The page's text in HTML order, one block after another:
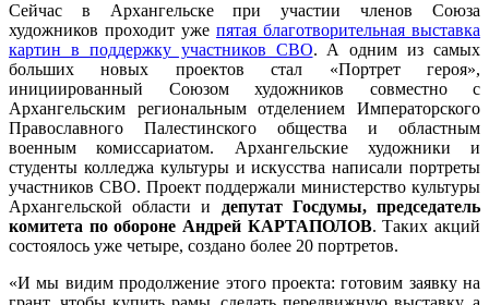
Сейчас в Архангельске при участии членов Союза
художников проходит уже пятая благотворительная выставка
картин в поддержку участников СВО. А одним из самых
больших новых проектов стал «Портрет героя»,
инициированный Союзом художников совместно с
Архангельским региональным отделением Императорского
Православного Палестинского общества и областным
военным комиссариатом. Архангельские художники и
студенты колледжа культуры и искусства написали портреты
участников СВО. Проект поддержали министерство культуры
Архангельской области и депутат Госдумы, председатель
комитета по обороне Андрей КАРТАПОЛОВ. Таких акций
состоялось уже четыре, создано более 20 портретов.
«И мы видим продолжение этого проекта: готовим заявку на